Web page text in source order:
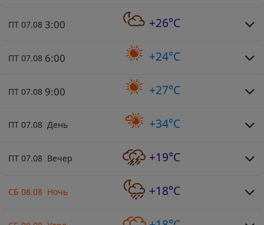
ПТ 07.08 3:00 +26°C
ПТ 07.08 6:00 +24°C
ПТ 07.08 9:00 +27°C
ПТ 07.08 День +34°C
ПТ 07.08 Вечер +19°C
СБ 08.08 Ночь +18°C